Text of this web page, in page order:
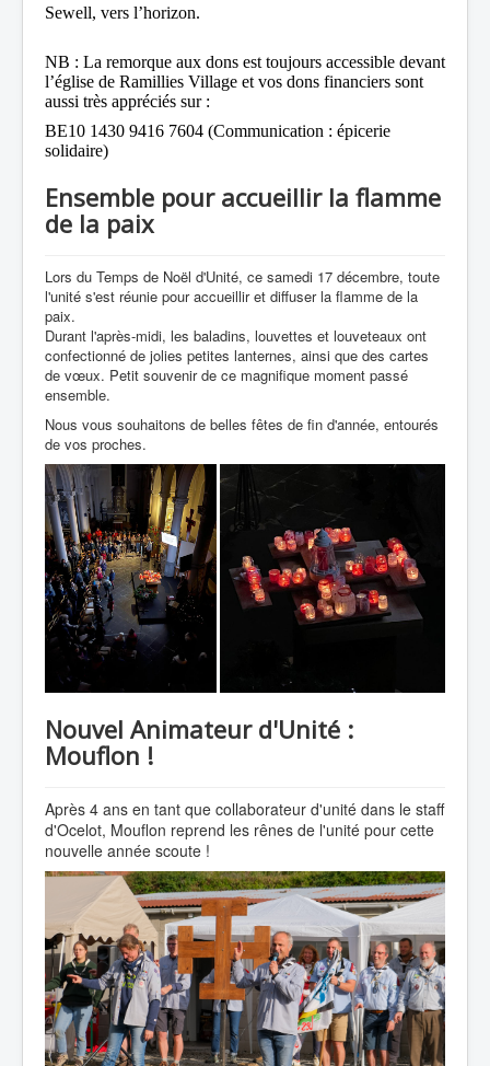
Sewell, vers l’horizon.
NB : La remorque aux dons est toujours accessible devant
l’église de Ramillies Village et vos dons financiers sont
aussi très appréciés sur :
BE10 1430 9416 7604 (Communication : épicerie
solidaire)
Ensemble pour accueillir la flamme
de la paix
Lors du Temps de Noël d'Unité, ce samedi 17 décembre, toute
l'unité s'est réunie pour accueillir et diffuser la flamme de la
paix.
Durant l'après-midi, les baladins, louvettes et louveteaux ont
confectionné de jolies petites lanternes, ainsi que des cartes
de vœux. Petit souvenir de ce magnifique moment passé
ensemble.
Nous vous souhaitons de belles fêtes de fin d'année, entourés
de vos proches.
Nouvel Animateur d'Unité :
Mouflon !
Après 4 ans en tant que collaborateur d'unité dans le staff
d'Ocelot, Mouflon reprend les rênes de l'unité pour cette
nouvelle année scoute !